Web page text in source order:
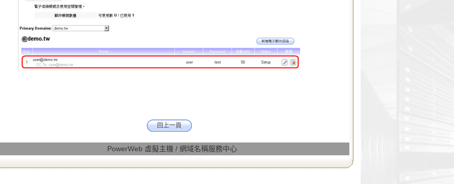
回上一頁
PowerWeb 虛擬主機 / 網域名稱服務中心